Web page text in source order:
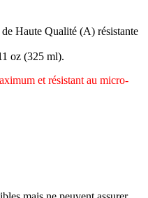
Haute Qualité (A) résistante
oz (325 ml).
et résistant au micro-